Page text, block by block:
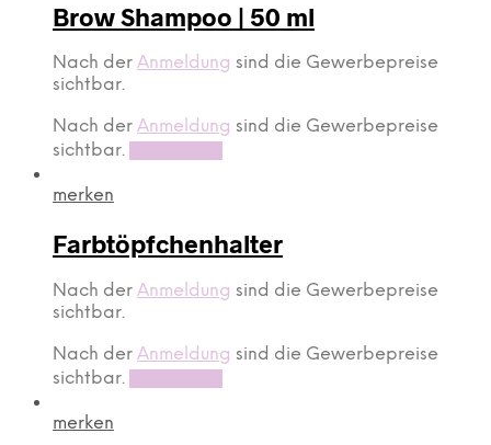
Brow Shampoo | 50 ml
Nach der Anmeldung sind die Gewerbepreise
sichtbar.
Nach der Anmeldung sind die Gewerbepreise
sichtbar.
merken
Farbtöpfchenhalter
Nach der Anmeldung sind die Gewerbepreise
sichtbar.
Nach der Anmeldung sind die Gewerbepreise
sichtbar.
merken